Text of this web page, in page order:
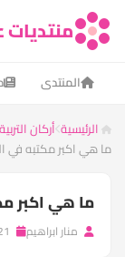
المنتدى
الرئيسية أركان
ما هي اكبر مكتبه في
ما هي اكبر
منار ابراهيم